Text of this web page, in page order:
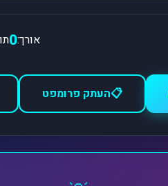
אורך:0
📋העתק פרומפט